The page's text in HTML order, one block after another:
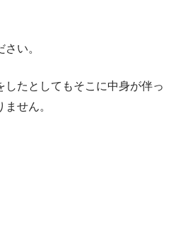
い。
したとしてもそこに中身が伴っ
せん。